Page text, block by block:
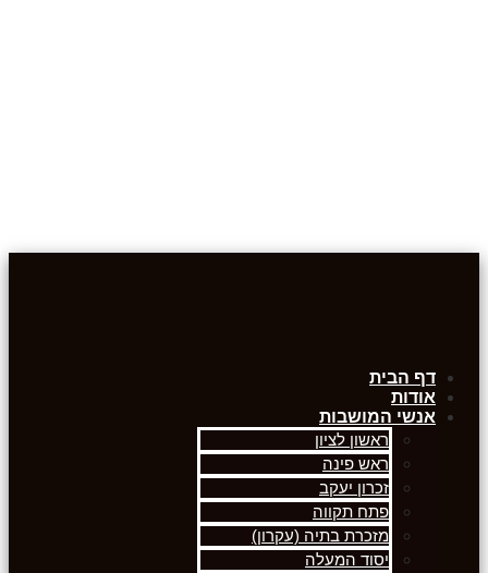
דף הבית
אודות
אנשי המושבות
ראשון לציון
ראש פינה
זכרון יעקב
פתח תקווה
מזכרת בתיה (עקרון)
יסוד המעלה